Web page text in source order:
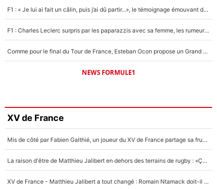
F1 : « Je lui ai fait un câlin, puis j’ai dû partir...», le témoignage émouvant de Max Verstappen sur sa fille
F1 : Charles Leclerc surpris par les paparazzis avec sa femme, les rumeurs étaient vraies !
Comme pour le final du Tour de France, Esteban Ocon propose un Grand Prix de Formule 1 à Paris : «Autour de l’Arc de Triomphe, ce serait génial» !
NEWS FORMULE1
XV de France
Mis de côté par Fabien Galthié, un joueur du XV de France partage sa frustration : «ils ne me l’ont pas dit tout de suite»
La raison d'être de Matthieu Jalibert en dehors des terrains de rugby : «Ça m'atteint autant que si tu touches à un membre de ma famille»
XV de France - Matthieu Jalibert a tout changé : Romain Ntamack doit-il s’inquiéter pour sa place à un an de la Coupe du monde ?